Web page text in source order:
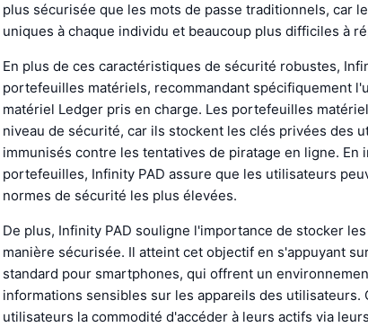
plus sécurisée que les mots de passe traditionnels, car
uniques à chaque individu et beaucoup plus difficiles à
En plus de ces caractéristiques de sécurité robustes,
portefeuilles matériels, recommandant spécifiquement
matériel Ledger pris en charge. Les portefeuilles
niveau de sécurité, car ils stockent les clés privées des
immunisés contre les tentatives de piratage en ligne.
portefeuilles, Infinity PAD assure que les utilisateurs
normes de sécurité les plus élevées.
De plus, Infinity PAD souligne l'importance de stocker
manière sécurisée. Il atteint cet objectif en s'appuyant
standard pour smartphones, qui offrent un
informations sensibles sur les appareils des utilisateurs.
utilisateurs la commodité d'accéder à leurs actifs via